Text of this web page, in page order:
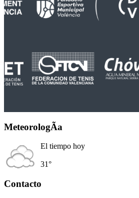
MeteorologÃ­a
El tiempo hoy
31°
Contacto